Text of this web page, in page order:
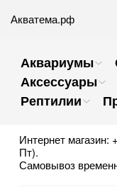
Акватема.рф
Аквариумы
Аксессуары
Рептилии
Интернет магазин:
Пт).
Самовывоз